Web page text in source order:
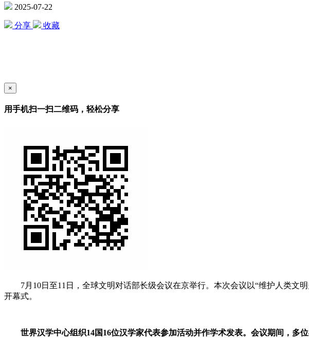
2025-07-22
分享 收藏
×
用手机扫一扫二维码，轻松分享
7月10日至11日，全球文明对话部长级会议在京举行。本次会议以“维护人类文
开幕式。
世界汉学中心组织14国16位汉学家代表参加活动并作学术发表。会议期间，多